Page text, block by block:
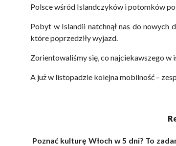
Polsce wśród Islandczyków i potomków
Pobyt w Islandii natchnął nas do nowych
które poprzedziły wyjazd.
Zorientowaliśmy się, co najciekawszego
A już w listopadzie kolejna mobilność –
Poznać kulturę Włoch w 5 dni? To